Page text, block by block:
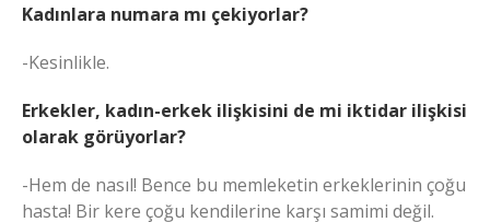
Kadınlara numara mı çekiyorlar?
-Kesinlikle.
Erkekler, kadın-erkek ilişkisini de mi iktidar ilişkisi
olarak görüyorlar?
-Hem de nasıl! Bence bu memleketin erkeklerinin çoğu
hasta! Bir kere çoğu kendilerine karşı samimi değil.